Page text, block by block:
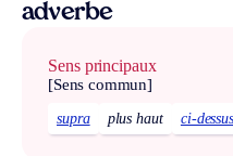
adverbe
Sens principaux
[Sens commun]
supra plus haut ci-dessus